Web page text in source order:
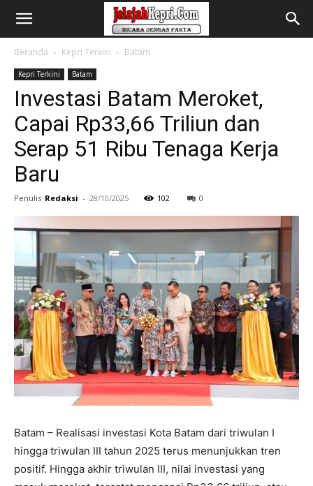
Beranda Kepri Terkini Batam
Kepri Terkini Batam
Investasi Batam Meroket,
Capai Rp33,66 Triliun dan
Serap 51 Ribu Tenaga Kerja
Baru
Penulis Redaksi - 28/10/2025 102 0
Batam – Realisasi investasi Kota Batam dari triwulan I
hingga triwulan III tahun 2025 terus menunjukkan tren
positif. Hingga akhir triwulan III, nilai investasi yang